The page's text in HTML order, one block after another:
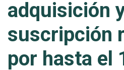
adquisición
suscripción
por hasta el